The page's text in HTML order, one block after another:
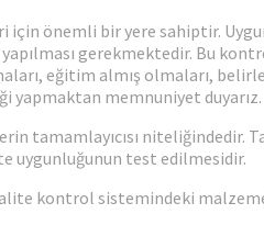
önemli bir yere sahiptir.
gerekmektedir. Bu
eğitim almış olmaları,
yapmaktan memnuniyet duyarız.
tamamlayıcısı niteliğindedir.
uygunluğunun test edilmesidir.
kontrol sistemindeki